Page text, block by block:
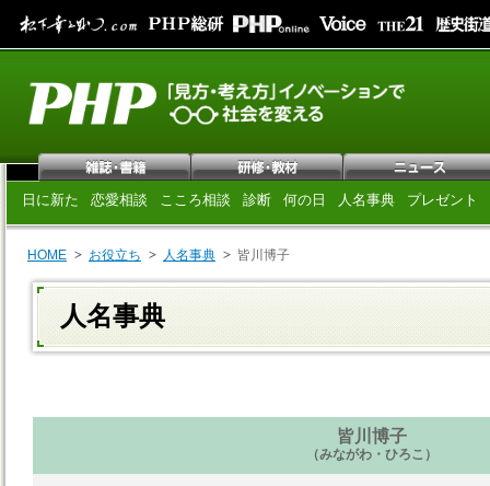
日に新た 恋愛相談 こころ相談 診断 何の日 人名事典 プレゼント
HOME お役立ち 人名事典 皆川博子
人名事典
皆川博子
（みながわ・ひろこ）